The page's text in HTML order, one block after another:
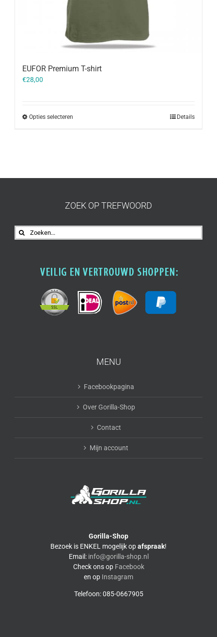
EUFOR Premium T-shirt
€28,00
Opties selecteren Details
ZOEK OP TREFWOORD
Zoeken
naar:
MENU
Facebookpagina
Over Gorilla-Shop
Contact
Mijn account
Gorilla-Shop
Bezoek is ENKEL mogelijk opafspraak!
Email: info@gorilla-shop.nl
Check ons op Facebook
en op Instagram
Telefoon: 085-0667905